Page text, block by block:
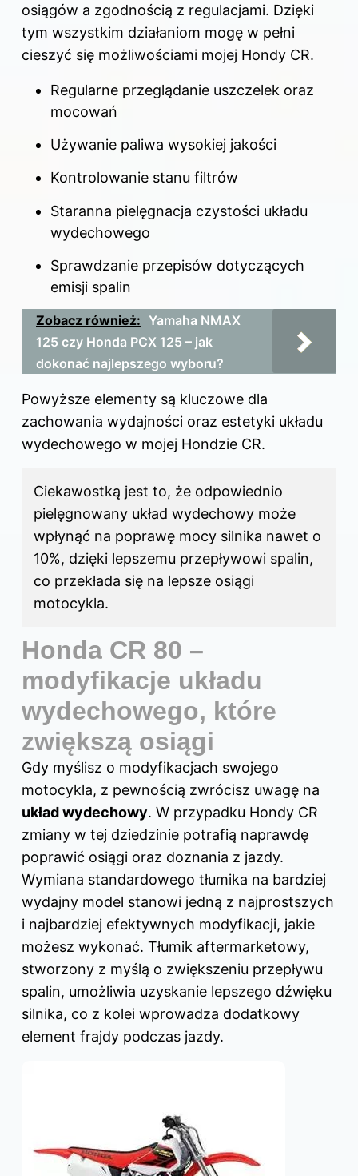
osiągów a zgodnością z regulacjami. Dzięki
tym wszystkim działaniom mogę w pełni
cieszyć się możliwościami mojej Hondy CR.
Regularne przeglądanie uszczelek oraz
mocowań
Używanie paliwa wysokiej jakości
Kontrolowanie stanu filtrów
Staranna pielęgnacja czystości układu
wydechowego
Sprawdzanie przepisów dotyczących
emisji spalin
Zobacz również: Yamaha NMAX
125 czy Honda PCX 125 – jak
dokonać najlepszego wyboru?
Powyższe elementy są kluczowe dla
zachowania wydajności oraz estetyki układu
wydechowego w mojej Hondzie CR.
Ciekawostką jest to, że odpowiednio
pielęgnowany układ wydechowy może
wpłynąć na poprawę mocy silnika nawet o
10%, dzięki lepszemu przepływowi spalin,
co przekłada się na lepsze osiągi
motocykla.
Honda CR 80 –
modyfikacje układu
wydechowego, które
zwiększą osiągi
Gdy myślisz o modyfikacjach swojego
motocykla, z pewnością zwrócisz uwagę na
układ wydechowy. W przypadku Hondy CR
zmiany w tej dziedzinie potrafią naprawdę
poprawić osiągi oraz doznania z jazdy.
Wymiana standardowego tłumika na bardziej
wydajny model stanowi jedną z najprostszych
i najbardziej efektywnych modyfikacji, jakie
możesz wykonać. Tłumik aftermarketowy,
stworzony z myślą o zwiększeniu przepływu
spalin, umożliwia uzyskanie lepszego dźwięku
silnika, co z kolei wprowadza dodatkowy
element frajdy podczas jazdy.